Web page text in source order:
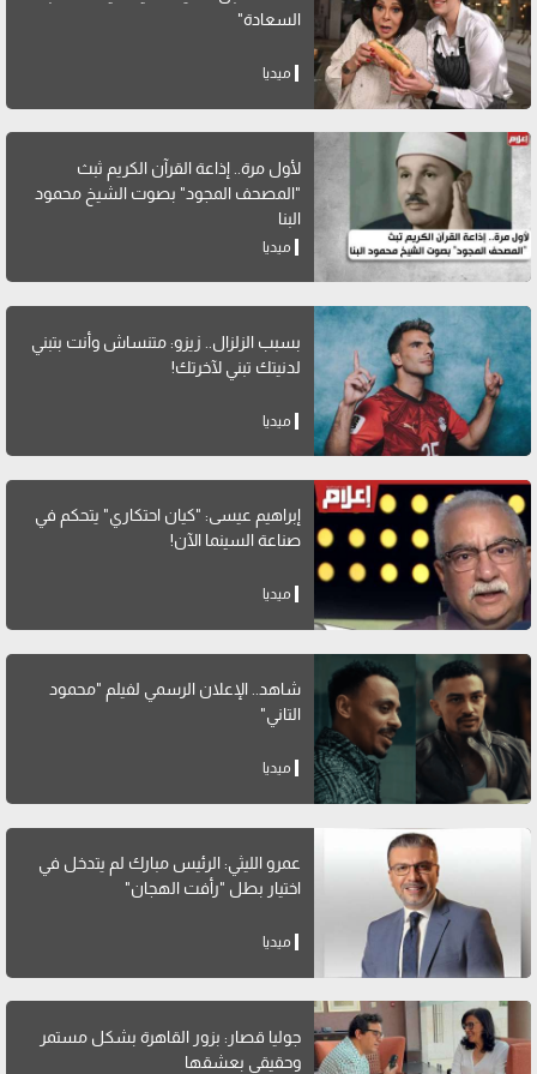
السعادة"
ميديا
لأول مرة.. إذاعة القرآن الكريم ثبث
"المصحف المجود" بصوت الشيخ محمود
البنا
ميديا
بسبب الزلزال.. زيزو: متنساش وأنت بتبني
لدنيتك تبني لآخرتك!
ميديا
إبراهيم عيسى: "كيان احتكاري" يتحكم في
صناعة السينما الآن!
ميديا
شاهد.. الإعلان الرسمي لفيلم "محمود
التاني"
ميديا
عمرو الليثي: الرئيس مبارك لم يتدخل في
اختيار بطل "رأفت الهجان"
ميديا
جوليا قصار: بزور القاهرة بشكل مستمر
وحقيقي بعشقها